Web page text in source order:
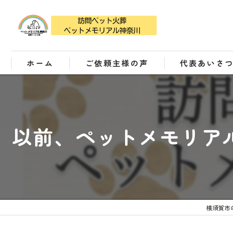
ホーム ご依頼主様の声 代表あいさつ
以前、ペットメモリ
横須賀市